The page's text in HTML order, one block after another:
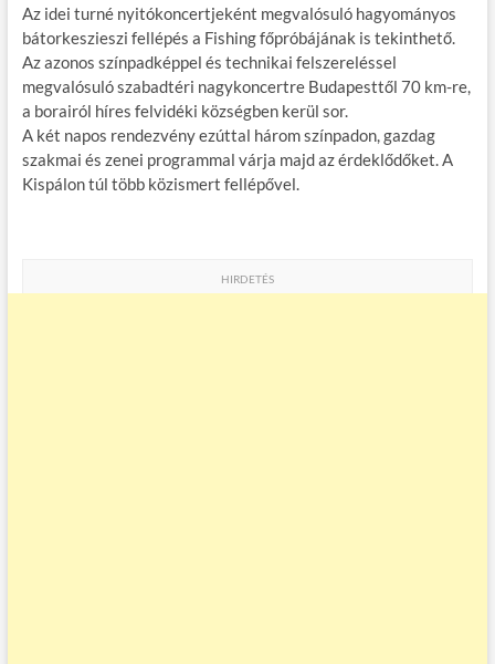
Az idei turné nyitókoncertjeként megvalósuló hagyományos
bátorkeszieszi fellépés a Fishing főpróbájának is tekinthető.
Az azonos színpadképpel és technikai felszereléssel
megvalósuló szabadtéri nagykoncertre Budapesttől 70 km-re,
a borairól híres felvidéki községben kerül sor.
A két napos rendezvény ezúttal három színpadon, gazdag
szakmai és zenei programmal várja majd az érdeklődőket. A
Kispálon túl több közismert fellépővel.
HIRDETÉS